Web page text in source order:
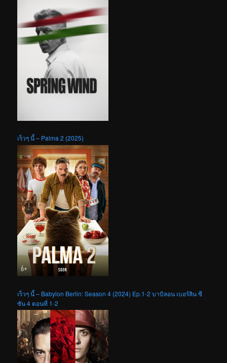
เร็วๆ นี้ – Palma 2 (2025)
เร็วๆ นี้ – Babylon Berlin: Season 4 (2024) Ep.1-2 บาบิลอน เบอร์ลิน ซี
ซัน 4 ตอนที่ 1-2